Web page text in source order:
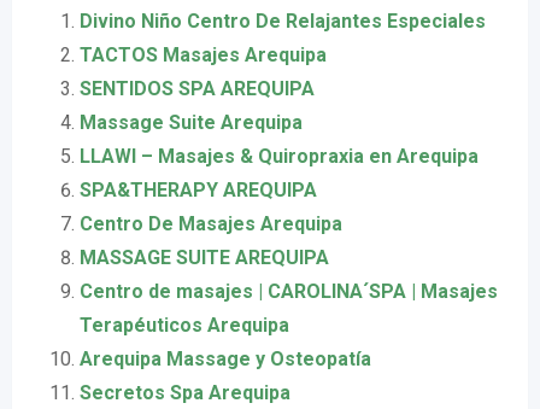
Divino Niño Centro De Relajantes Especiales
TACTOS Masajes Arequipa
SENTIDOS SPA AREQUIPA
Massage Suite Arequipa
LLAWI – Masajes & Quiropraxia en Arequipa
SPA&THERAPY AREQUIPA
Centro De Masajes Arequipa
MASSAGE SUITE AREQUIPA
Centro de masajes | CAROLINA´SPA | Masajes
Terapéuticos Arequipa
Arequipa Massage y Osteopatía
Secretos Spa Arequipa